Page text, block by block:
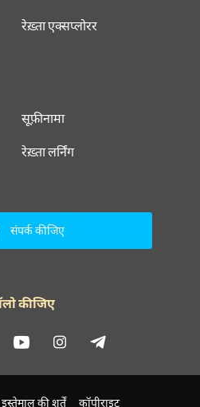
रेख़्ता एक्सप्लोरर
सूफ़ीनामा
रेख़्ता लर्निंग
संपर्क कीजिए
कीजिए
इस्तेमाल की शर्तें कॉपीराइट